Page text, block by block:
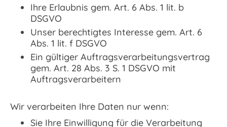
Ihre Erlaubnis gem. Art. 6 Abs. 1 lit. b
DSGVO
Unser berechtigtes Interesse gem. Art. 6
Abs. 1 lit. f DSGVO
Ein gültiger Auftragsverarbeitungsvertrag
gem. Art. 28 Abs. 3 S. 1 DSGVO mit
Auftragsverarbeitern
Wir verarbeiten Ihre Daten nur wenn:
Sie Ihre Einwilligung für die Verarbeitung